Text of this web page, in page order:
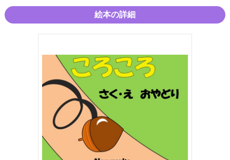
絵本の詳細